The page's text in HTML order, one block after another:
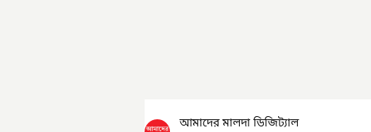
আমাদের মালদা ডিজিট্যাল